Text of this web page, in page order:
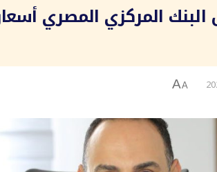
A
A